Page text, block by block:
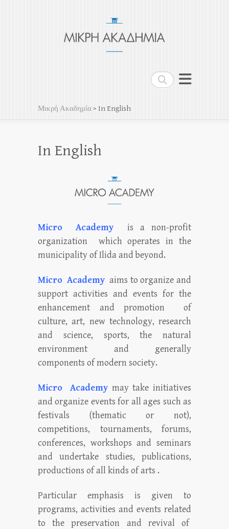
Search
Μικρή Ακαδημία
Μικρή Ακαδημία> In English
In English
Micro Academy
is a non-profit
organization which operates in the
municipality of Ilida and beyond.
Micro Academy aims to organize and
support activities and events for the
enhancement and promotion of
culture, art, new technology, research
and science, sports, the natural
environment and generally
components of modern society.
Micro Academy may take initiatives
and organize events for all ages such as
festivals (thematic or not),
competitions, tournaments, forums,
conferences, workshops and seminars
and undertake studies, publications,
productions of all kinds of arts .
Particular emphasis is given to
programs, activities and events related
to the preservation and revival of